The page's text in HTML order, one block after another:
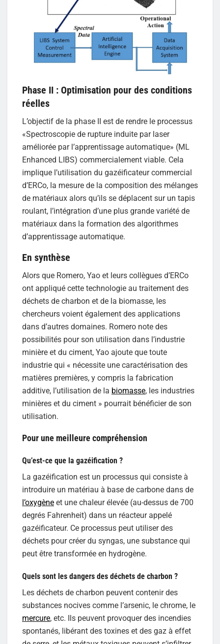
Phase II : Optimisation pour des conditions
réelles
L’objectif de la phase II est de rendre le processus
«Spectroscopie de rupture induite par laser
améliorée par l’apprentissage automatique» (ML
Enhanced LIBS) commercialement viable. Cela
implique l’utilisation du gazéificateur commercial
d’ERCo, la mesure de la composition des mélanges
de matériaux alors qu’ils se déplacent sur un tapis
roulant, l’intégration d’une plus grande variété de
matériaux dans la formation des algorithmes
d’apprentissage automatique.
En synthèse
Alors que Romero, Yao et leurs collègues d’ERCo
ont appliqué cette technologie au traitement des
déchets de charbon et de la biomasse, les
chercheurs voient également des applications
dans d’autres domaines. Romero note des
possibilités pour son utilisation dans l’industrie
minière et du ciment, Yao ajoute que toute
industrie qui « nécessite une caractérisation des
matières premières, y compris la fabrication
additive, l’utilisation de la biomasse, les industries
minières et du ciment » pourrait bénéficier de son
utilisation.
Pour une meilleure compréhension
Qu’est-ce que la gazéification ?
La gazéification est un processus qui consiste à
introduire un matériau à base de carbone dans de
l’oxygène et une chaleur élevée (au-dessus de 700
degrés Fahrenheit) dans un réacteur appelé
gazéificateur. Ce processus peut utiliser des
déchets pour créer du syngas, une substance qui
peut être transformée en hydrogène.
Quels sont les dangers des déchets de charbon ?
Les déchets de charbon peuvent contenir des
substances nocives comme l’arsenic, le chrome, le
mercure, etc. Ils peuvent provoquer des incendies
spontanés, libérant des toxines et des gaz à effet